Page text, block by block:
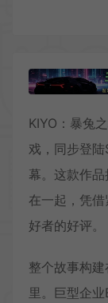
KIYO：暴兔
戏，同步登
幕。这款作
在一起，凭
好者的好评。
整个故事构
里。巨型企